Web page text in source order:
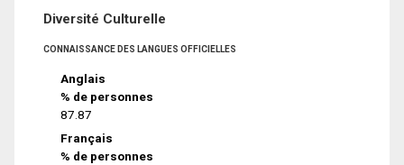
Diversité Culturelle
CONNAISSANCE DES LANGUES OFFICIELLES
Anglais
% de personnes
87.87
Français
% de personnes